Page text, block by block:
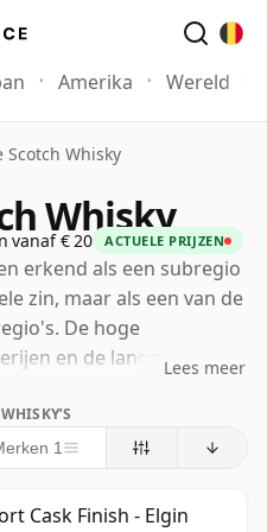
Amerika Wereld
Scotch Whisky
Whisky
vanaf € 20 ACTUELE PRIJZEN
erkend als een subregio
zin, maar als een van de
De hoge
en de lange
het bekendste
gemaakt voor veel
esterachtige stijl
op de voorgrond en
Lees meer
1
Cask Finish - Elgin